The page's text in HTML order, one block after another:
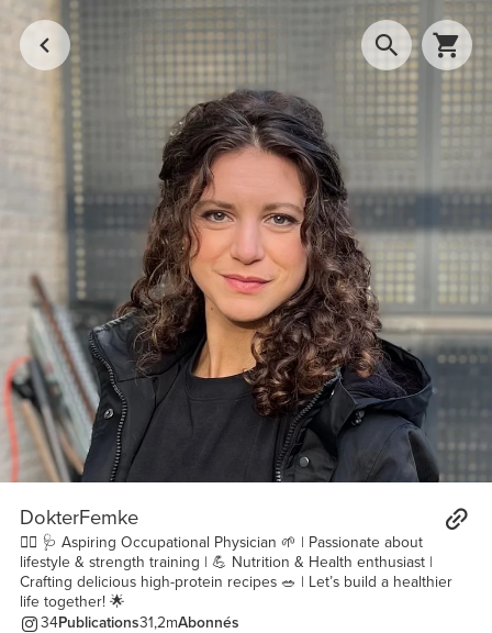
DokterFemke
🏋️‍♂️ 🩺 Aspiring Occupational Physician 🌱 | Passionate about
lifestyle & strength training | 💪 Nutrition & Health enthusiast |
Crafting delicious high-protein recipes 🥗 | Let’s build a healthier
life together! 🌟
34Publications31,2mAbonnés